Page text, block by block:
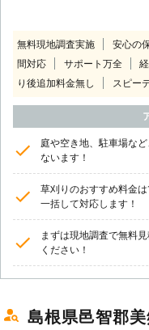
無料現地調査実施 安心の
間対応
サポート万全
り後追加料金無し
スピー
庭や空き地、駐車場な
ないます！
草刈りのおすすめ料金
一括して対応します！
まずは現地調査で無料
ください！
島根県邑智郡